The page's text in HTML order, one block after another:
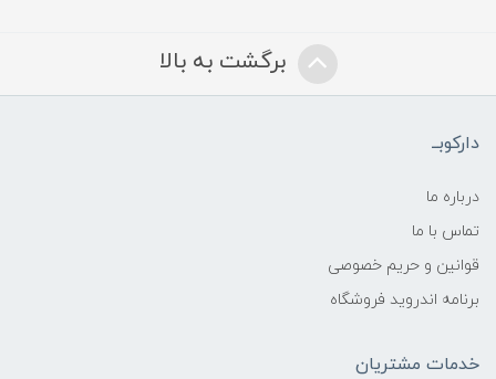
برگشت به بالا
دارکوبــ
درباره ما
تماس با ما
قوانین و حریم خصوصی
برنامه اندروید فروشگاه
خدمات مشتریان